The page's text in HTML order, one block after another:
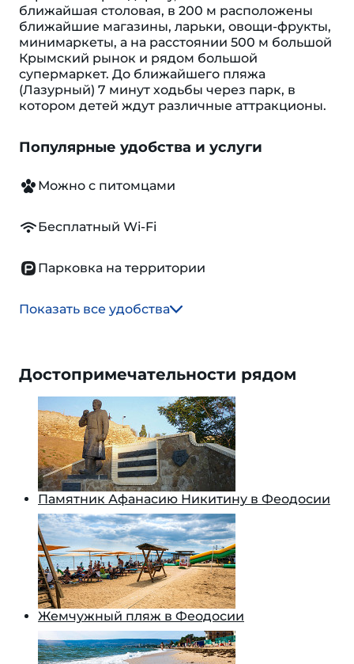
ближайшая столовая, в 200 м расположены
ближайшие магазины, ларьки, овощи-фрукты,
минимаркеты, а на расстоянии 500 м большой
Крымский рынок и рядом большой
супермаркет. До ближайшего пляжа
(Лазурный) 7 минут ходьбы через парк, в
котором детей ждут различные аттракционы.
Популярные удобства и услуги
Можно с питомцами
Бесплатный Wi-Fi
Парковка на территории
Показать все удобства
Достопримечательности рядом
Памятник Афанасию Никитину в Феодосии
Жемчужный пляж в Феодосии